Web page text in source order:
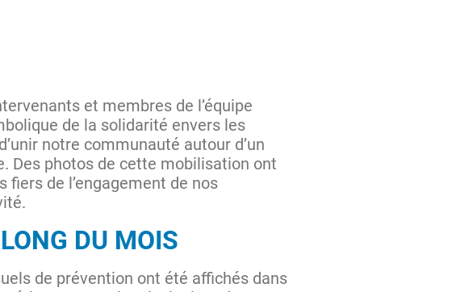
et membres de l’équipe
de la solidarité envers les
notre communauté autour d’un
Des photos de cette mobilisation ont
de l’engagement de nos
DU MOIS
de prévention ont été affichés dans